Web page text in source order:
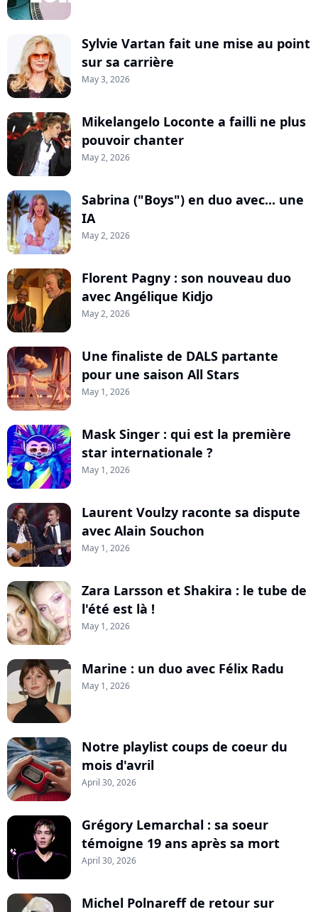
Sylvie Vartan fait une mise au point
sur sa carrière
May 3, 2026
Mikelangelo Loconte a failli ne plus
pouvoir chanter
May 2, 2026
Sabrina ("Boys") en duo avec... une
IA
May 2, 2026
Florent Pagny : son nouveau duo
avec Angélique Kidjo
May 2, 2026
Une finaliste de DALS partante
pour une saison All Stars
May 1, 2026
Mask Singer : qui est la première
star internationale ?
May 1, 2026
Laurent Voulzy raconte sa dispute
avec Alain Souchon
May 1, 2026
Zara Larsson et Shakira : le tube de
l'été est là !
May 1, 2026
Marine : un duo avec Félix Radu
May 1, 2026
Notre playlist coups de coeur du
mois d'avril
April 30, 2026
Grégory Lemarchal : sa soeur
témoigne 19 ans après sa mort
April 30, 2026
Michel Polnareff de retour sur